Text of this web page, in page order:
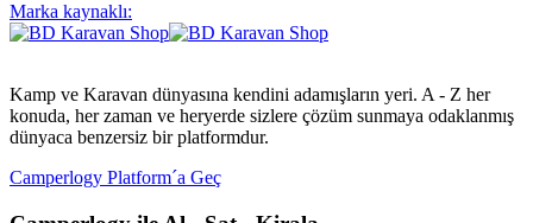
Marka kaynaklı:
Kamp ve Karavan dünyasına kendini adamışların yeri. A - Z her
konuda, her zaman ve heryerde sizlere çözüm sunmaya odaklanmış
dünyaca benzersiz bir platformdur.
Camperlogy Platform´a Geç